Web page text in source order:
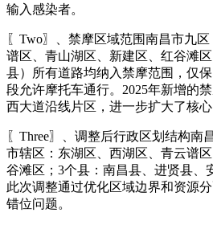
输入感染者。
〖Two〗、禁摩区域范围南昌市九
谱区、青山湖区、新建区、红谷滩
县）所有道路均纳入禁摩范围，仅
段允许摩托车通行。2025年新增的
西大道沿线片区，进一步扩大了核心
〖Three〗、调整后行政区划结构南
市辖区：东湖区、西湖区、青云谱
谷滩区；3个县：南昌县、进贤县、
此次调整通过优化区域边界和资源
错位问题。